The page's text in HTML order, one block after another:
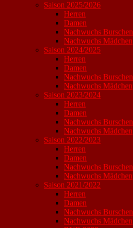
Saison 2025/2026
Herren
Damen
Nachwuchs Burschen
Nachwuchs Mädchen
Saison 2024/2025
Herren
Damen
Nachwuchs Burschen
Nachwuchs Mädchen
Saison 2023/2024
Herren
Damen
Nachwuchs Burschen
Nachwuchs Mädchen
Saison 2022/2023
Herren
Damen
Nachwuchs Burschen
Nachwuchs Mädchen
Saison 2021/2022
Herren
Damen
Nachwuchs Burschen
Nachwuchs Mädchen